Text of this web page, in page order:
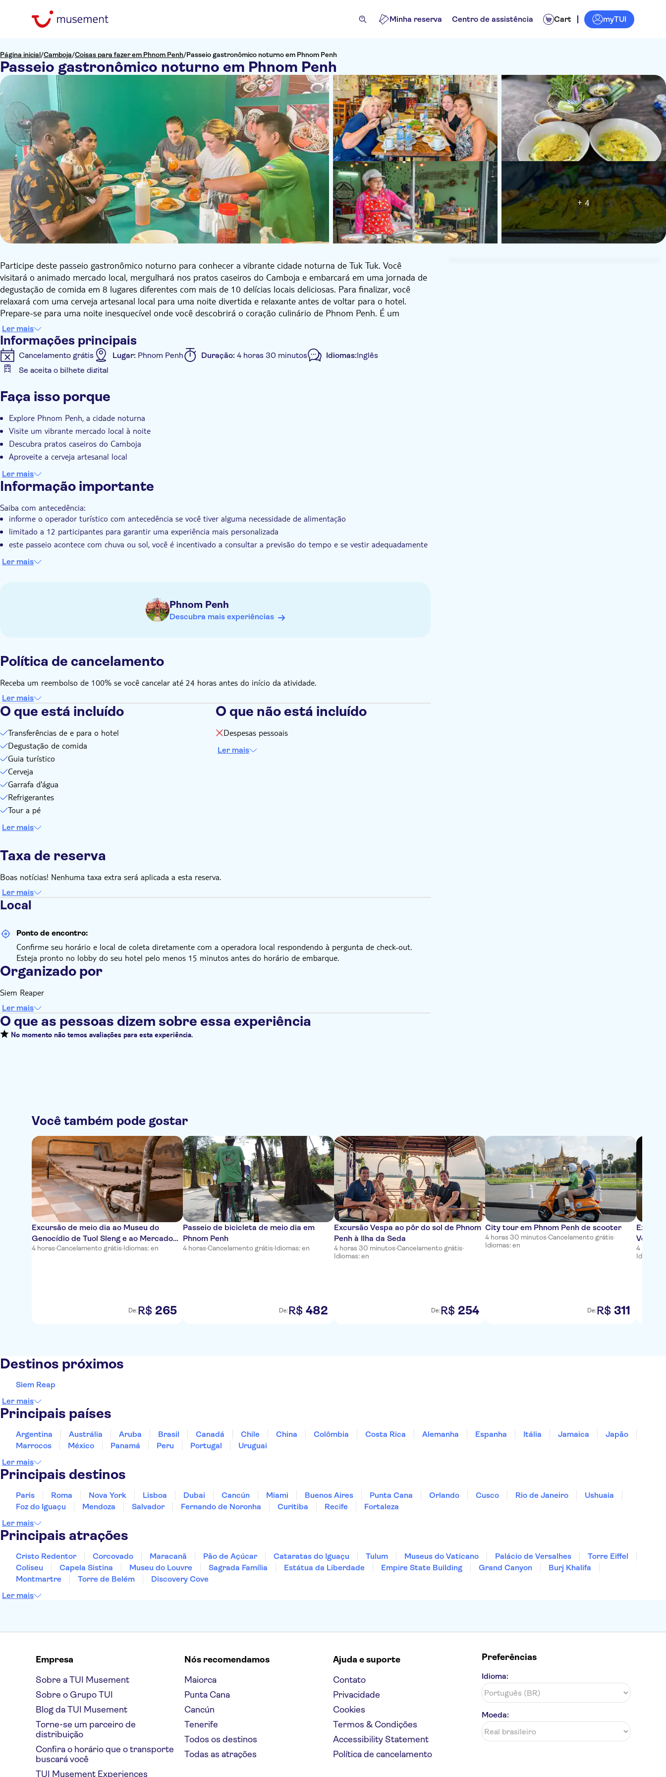
Minha reserva Centro de assistência Cart myTUI
Página inicial/Camboja/Coisas para fazer em Phnom Penh/Passeio gastronômico noturno em Phnom Penh
Passeio gastronômico noturno em Phnom Penh
+ 4
Participe deste passeio gastronômico noturno para conhecer a vibrante cidade noturna de Tuk Tuk. Você
visitará o animado mercado local, mergulhará nos pratos caseiros do Camboja e embarcará em uma jornada de
degustação de comida em 8 lugares diferentes com mais de 10 delícias locais deliciosas. Para finalizar, você
relaxará com uma cerveja artesanal local para uma noite divertida e relaxante antes de voltar para o hotel.
Prepare-se para uma noite inesquecível onde você descobrirá o coração culinário de Phnom Penh. É um
banquete para o seu paladar enquanto você explora a melhor comida de rua e restaurantes locais da cidade.
Saboreie os sabores únicos do Camboja e mergulhe na sua rica cultura culinária. E não se esqueça, há cerveja
local ou refrigerantes ilimitados para manter a diversão.
Experimente os sabores de Phnom Penh como nunca antes. Seja você um entusiasta da gastronomia ou apenas
procurando uma noite memorável, este passeio é perfeito para quem gosta de boa comida, boa companhia e
vida com a agitação do mercado local e os sabores da cidade.
Ler mais
Informações principais
Cancelamento grátis Lugar: Phnom Penh Duração: 4 horas 30 minutos Idiomas:Inglês
Se aceita o bilhete digital
Confirmação instantânea
Faça isso porque
Explore Phnom Penh, a cidade noturna
Visite um vibrante mercado local à noite
Descubra pratos caseiros do Camboja
Aproveite a cerveja artesanal local
Ler mais
Informação importante
Saiba com antecedência:
informe o operador turístico com antecedência se você tiver alguma necessidade de alimentação
limitado a 12 participantes para garantir uma experiência mais personalizada
este passeio acontece com chuva ou sol, você é incentivado a consultar a previsão do tempo e se vestir adequadamente
Ler mais
Phnom Penh
Descubra mais experiências
Política de cancelamento
Receba um reembolso de 100% se você cancelar até 24 horas antes do início da atividade.
Ler mais
O que está incluído
Transferências de e para o hotel
Degustação de comida
Guia turístico
Cerveja
Garrafa d'água
Refrigerantes
Tour a pé
Ler mais
O que não está incluído
Despesas pessoais
Ler mais
Taxa de reserva
Boas notícias! Nenhuma taxa extra será aplicada a esta reserva.
Ler mais
Local
Ponto de encontro:
Confirme seu horário e local de coleta diretamente com a operadora local respondendo à pergunta de check-out.
Esteja pronto no lobby do seu hotel pelo menos 15 minutos antes do horário de embarque.
Organizado por
Siem Reaper
Ler mais
O que as pessoas dizem sobre essa experiência
No momento não temos avaliações para esta experiência.
Você também pode gostar
Excursão de meio dia ao Museu do
Genocídio de Tuol Sleng e ao Mercado
Russo
4 horas·Cancelamento grátis·Idiomas: en
De:R$ 265
Passeio de bicicleta de meio dia em
Phnom Penh
4 horas·Cancelamento grátis·Idiomas: en
De:R$ 482
Excursão Vespa ao pôr do sol de Phnom
Penh à Ilha da Seda
4 horas 30 minutos·Cancelamento grátis·
Idiomas: en
De:R$ 254
City tour em Phnom Penh de scooter
4 horas 30 minutos·Cancelamento grátis·
Idiomas: en
De:R$ 311
Vespa
4 horas
Idiomas:
Destinos próximos
Siem Reap
Ler mais
Principais países
Argentina Austrália Aruba Brasil Canadá Chile China Colômbia Costa Rica Alemanha Espanha Itália Jamaica
Japão
Marrocos
México Panamá Peru Portugal
Uruguai
Ler mais
Principais destinos
Paris Roma Nova York Lisboa Dubai Cancún Miami Buenos Aires Punta Cana Orlando Cusco Rio de Janeiro
Ushuaia
Foz do Iguaçu
Mendoza Salvador Fernando de Noronha Curitiba Recife
Fortaleza
Ler mais
Principais atrações
Cristo Redentor Corcovado Maracanã Pão de Açúcar Cataratas do Iguaçu Tulum Museus do Vaticano Palácio de Versalhes
Torre Eiffel
Coliseu
Capela Sistina Museu do Louvre Sagrada Família Estátua da Liberdade Empire State Building Grand Canyon
Burj Khalifa
Montmartre
Torre de Belém
Discovery Cove
Ler mais
Empresa
Sobre a TUI Musement
Sobre o Grupo TUI
Blog da TUI Musement
Torne-se um parceiro de
distribuição
Confira o horário que o transporte
buscará você
TUI Musement Experiences
Nós recomendamos
Maiorca
Punta Cana
Cancún
Tenerife
Todos os destinos
Todas as atrações
Ajuda e suporte
Contato
Privacidade
Cookies
Termos & Condições
Accessibility Statement
Política de cancelamento
Preferências
Idioma:
Moeda: